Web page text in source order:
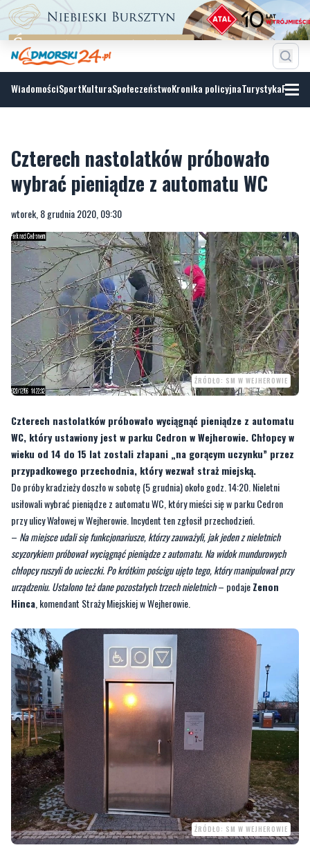
WiadomościSportKulturaSpołeczeństwoKronika policyjnaTurystyka
Czterech nastolatków próbowało
wybrać pieniądze z automatu WC
wtorek, 8 grudnia 2020, 09:30
ŹRÓDŁO: SM W WEJHEROWIE
Czterech nastolatków próbowało wyciągnąć pieniądze z automatu
WC, który ustawiony jest w parku Cedron w Wejherowie. Chłopcy w
wieku od 14 do 15 lat zostali złapani „na gorącym uczynku” przez
przypadkowego przechodnia, który wezwał straż miejską.
Do próby kradzieży doszło w sobotę (5 grudnia) około godz. 14:20. Nieletni
usiłowali wybrać pieniądze z automatu WC, który mieści się w parku Cedron
przy ulicy Wałowej w Wejherowie. Incydent ten zgłosił przechodzień.
–Na miejsce udali się funkcjonariusze, którzy zauważyli, jak jeden z nieletnich
scyzorykiem próbował wyciągnąć pieniądze z automatu. Na widok mundurowych
urządzeniu. Ustalono też dane pozostałych trzech nieletnich– podajeZenon
Hinca, komendant Straży Miejskiej w Wejherowie.